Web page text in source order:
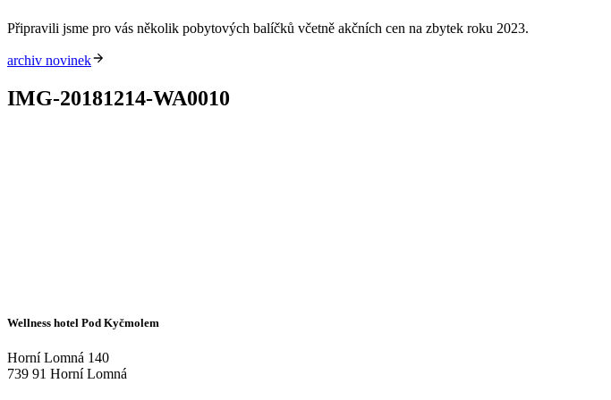
Připravili jsme pro vás několik pobytových balíčků včetně akčních cen na zbytek roku 2023.
archiv novinek
IMG-20181214-WA0010
Wellness hotel Pod Kyčmolem
Horní Lomná 140
739 91 Horní Lomná